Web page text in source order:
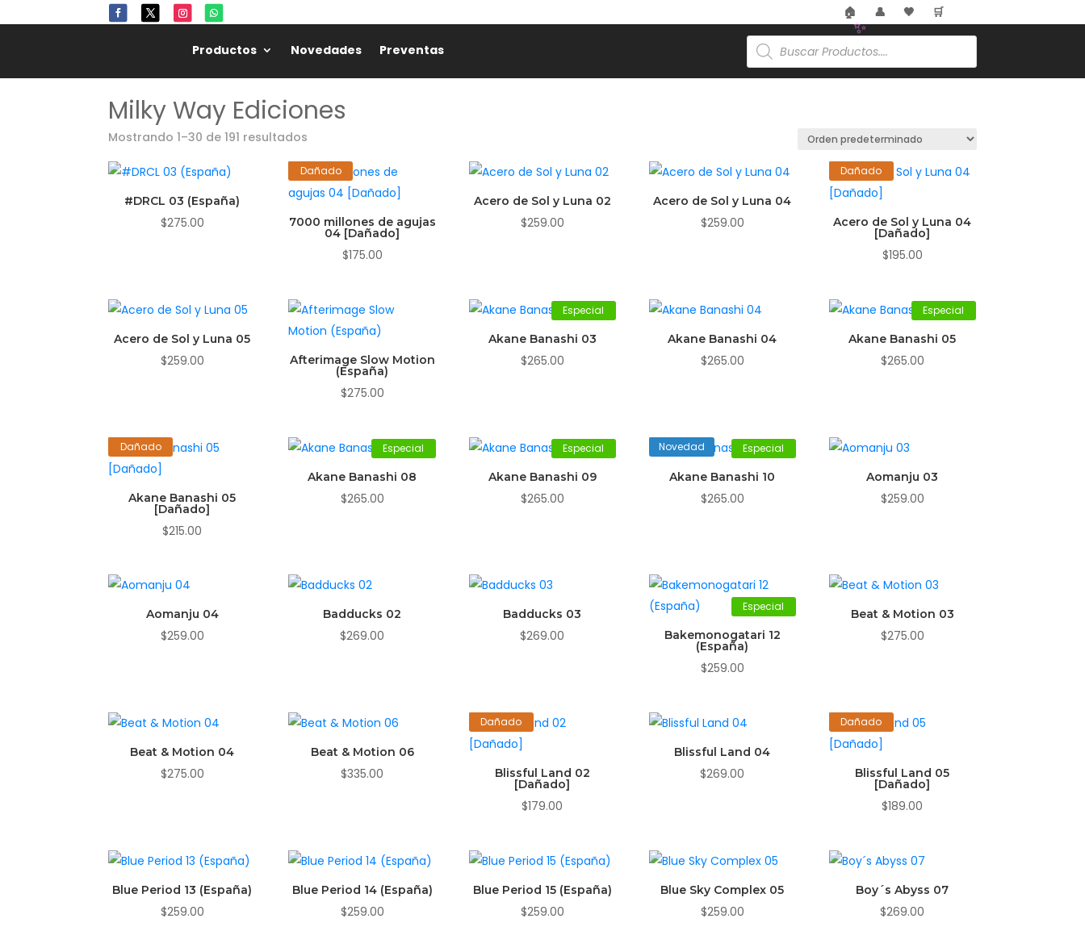
🏠 👤 🖤 🛒
Productos Novedades Preventas
Búsqueda
de
productos
Milky Way Ediciones
Mostrando 1–30 de 191 resultados
#DRCL 03 (España)
$275.00
Dañado
7000 millones de agujas
04 [Dañado]
$175.00
Acero de Sol y Luna 02
$259.00
Acero de Sol y Luna 04
$259.00
Dañado
Acero de Sol y Luna 04
[Dañado]
$195.00
Acero de Sol y Luna 05
$259.00 Afterimage Slow Motion
(España)
$275.00
Especial
Akane Banashi 03
$265.00
Akane Banashi 04
$265.00
Especial
Akane Banashi 05
$265.00
Dañado
Akane Banashi 05
[Dañado]
$215.00
Especial
Akane Banashi 08
$265.00
Especial
Akane Banashi 09
$265.00
Especial
Novedad
Akane Banashi 10
$265.00
Aomanju 03
$259.00
Aomanju 04
$259.00
Badducks 02
$269.00
Badducks 03
$269.00
Especial
Bakemonogatari 12
(España)
$259.00
Beat & Motion 03
$275.00
Beat & Motion 04
$275.00
Beat & Motion 06
$335.00
Dañado
Blissful Land 02
[Dañado]
$179.00
Blissful Land 04
$269.00
Dañado
Blissful Land 05
[Dañado]
$189.00
Blue Period 13 (España)
$259.00
Blue Period 14 (España)
$259.00
Blue Period 15 (España)
$259.00
Blue Sky Complex 05
$259.00
Boy´s Abyss 07
$269.00
✨